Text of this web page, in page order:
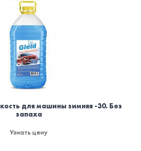
для машины зимняя -30. Без
запаха
Узнать цену